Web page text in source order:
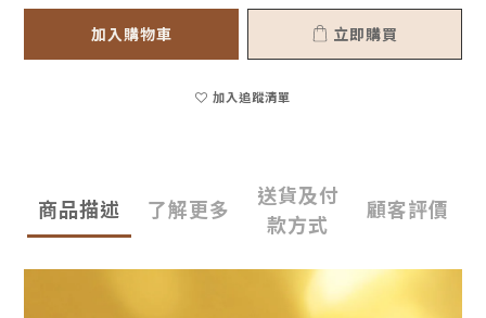
加入購物車 立即購買
加入追蹤清單
商品描述 了解更多
送貨及付
款方式
顧客評價